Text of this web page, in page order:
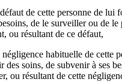
de cette personne de lui
de le surveiller ou de le
ou résultant de ce défaut,
habituelle de cette
des soins, de subvenir à ses
ou résultant de cette